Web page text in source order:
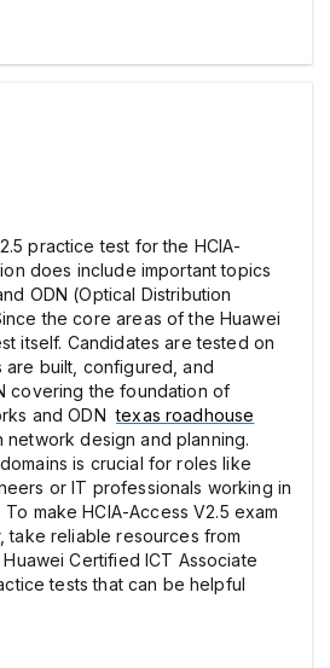
practice test for the HCIA-
does include important topics
ODN (Optical Distribution
the core areas of the Huawei
itself. Candidates are tested on
built, configured, and
covering the foundation of
and ODNtexas roadhouse
network design and planning.
is crucial for roles like
or IT professionals working in
make HCIA-Access V2.5 exam
take reliable resources from
Certified ICT Associate
tests that can be helpful